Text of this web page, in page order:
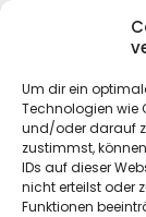
Um dir ein
Technologien wie
und/oder darauf
zustimmst,
IDs auf dieser
nicht erteilst oder
Funktionen
Impressum
Datenschutz